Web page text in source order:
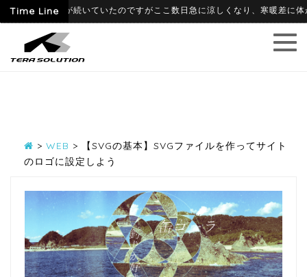
Time Line
かった日が続いていたのですがここ数日急に涼しくなり、寒暖差に体が
> WEB >
【SVGの基本】SVGファイルを作ってサイト
のロゴに設定しよう